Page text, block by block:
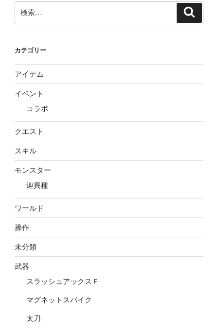
索:
カテゴリー
アイテム
イベント
コラボ
クエスト
スキル
モンスター
辿異種
ワールド
操作
未分類
武器
スラッシュアックスＦ
マグネットスパイク
太刀